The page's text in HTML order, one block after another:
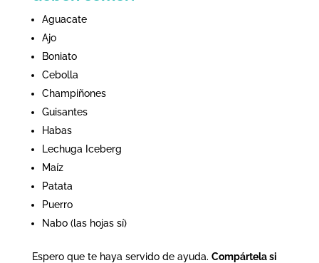
Aguacate
Ajo
Boniato
Cebolla
Champiñones
Guisantes
Habas
Lechuga Iceberg
Maíz
Patata
Puerro
Nabo (las hojas sí)
Espero que te haya servido de ayuda. Compártela si